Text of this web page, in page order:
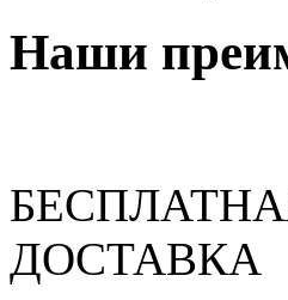
Наши
ДОСТАВКА